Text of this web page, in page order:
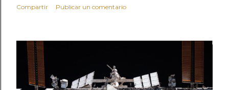
Compartir Publicar un comentario